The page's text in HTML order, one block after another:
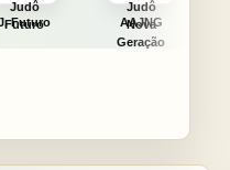
AAJNG TSURU